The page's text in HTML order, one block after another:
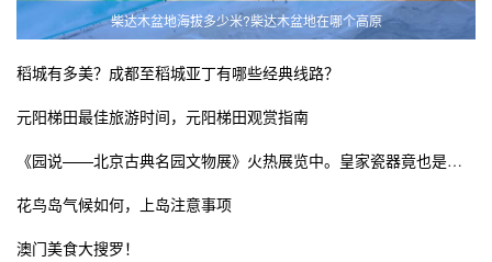
柴达木盆地海拔多少米?柴达木盆地在哪个高原
稻城有多美？成都至稻城亚丁有哪些经典线路？
元阳梯田最佳旅游时间，元阳梯田观赏指南
《园说——北京古典名园文物展》火热展览中。皇家瓷器竟也是少女粉ins风？错过这次展览遗憾终生
花鸟岛气候如何，上岛注意事项
澳门美食大搜罗！